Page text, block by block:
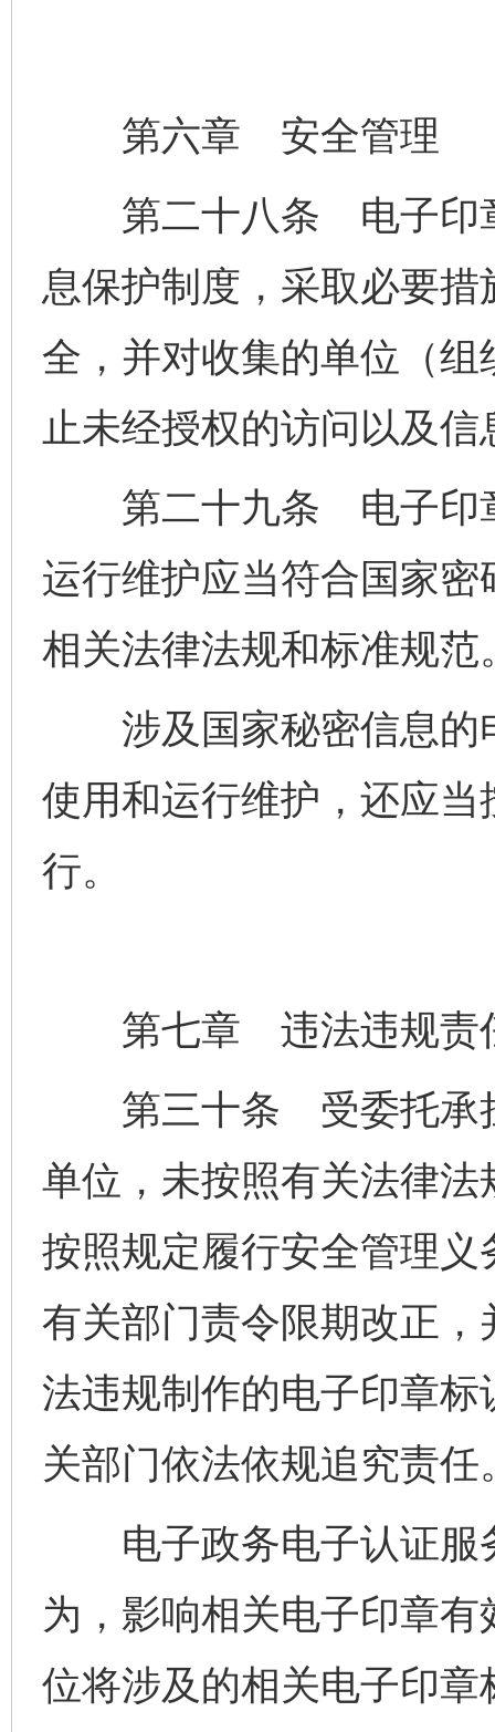
第六章 安全管理
第二十八条 电子印章
息保护制度，采取必要
全，并对收集的单位（
止未经授权的访问以及
第二十九条 电子印章
运行维护应当符合国家
相关法律法规和标准规范
涉及国家秘密信息的
使用和运行维护，还应
行。
第七章 违法违规责
第三十条 受委托承担
单位，未按照有关法律
按照规定履行安全管理
有关部门责令限期改正
法违规制作的电子印章
关部门依法依规追究责任
电子政务电子认证服
为，影响相关电子印章
位将涉及的相关电子印章